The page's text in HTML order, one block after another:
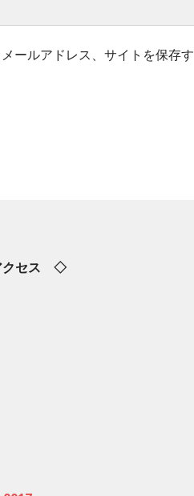
ールアドレス、サイトを保存す
セス ◇